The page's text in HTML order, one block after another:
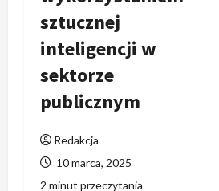
sztucznej
inteligencji w
sektorze
publicznym
Redakcja
10 marca, 2025
2 minut przeczytania